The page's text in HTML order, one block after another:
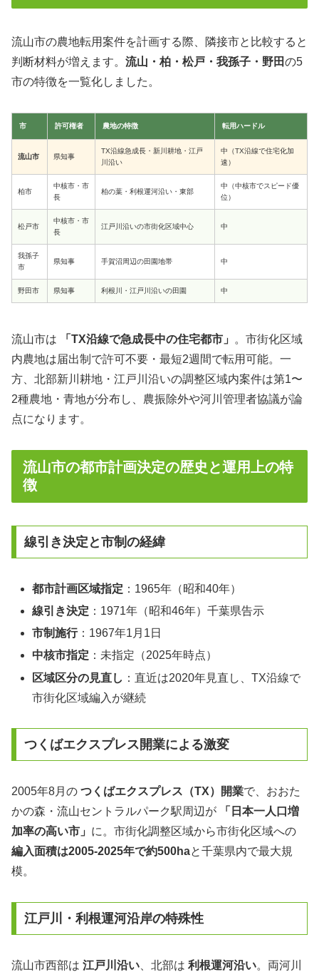
流山市の農地転用案件を計画する際、隣接市と比較すると
判断材料が増えます。 流山・柏・松戸・我孫子・野田の5
市の特徴を一覧化しました。
市 許可権者 農地の特徴 転用ハードル
流山市 県知事
TX沿線急成長・新川耕地・江戸
川沿い
中（TX沿線で住宅化加
速）
柏市
中核市・市
長
柏の葉・利根運河沿い・東部
中（中核市でスピード優
位）
松戸市
中核市・市
長
江戸川沿いの市街化区域中心 中
我孫子
市
県知事 手賀沼周辺の田園地帯 中
野田市 県知事 利根川・江戸川沿いの田園 中
流山市は 「TX沿線で急成長中の住宅都市」
。市街化区域
内農地は届出制で許可不要・最短2週間で転用可能。一
方、北部新川耕地・江戸川沿いの調整区域内案件は第1〜
2種農地・青地が分布し、農振除外や河川管理者協議が論
点になります。
流山市の都市計画決定の歴史と運用上の特
徴
線引き決定と市制の経緯
都市計画区域指定 ：1965年（昭和40年）
線引き決定 ：1971年（昭和46年）千葉県告示
市制施行：1967年1月1日
中核市指定 ：未指定（2025年時点）
区域区分の見直し ：直近は2020年見直し、TX沿線で
市街化区域編入が継続
つくばエクスプレス開業による激変
2005年8月の つくばエクスプレス（TX）開業で、おおた
かの森・流山セントラルパーク駅周辺が
「日本一人口増
加率の高い市」 に。市街化調整区域から市街化区域への
編入面積は2005-2025年で約500haと千葉県内で最大規
模。
江戸川・利根運河沿岸の特殊性
流山市西部は 江戸川沿い 、北部は 利根運河沿い。両河川